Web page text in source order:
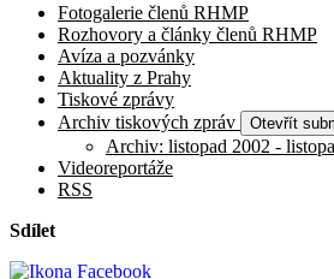
Fotogalerie členů RHMP
Rozhovory a články členů RHMP
Avíza a pozvánky
Aktuality z Prahy
Tiskové zprávy
Archiv tiskových zpráv
Otevřít
Archiv: listopad 2002 -
Videoreportáže
RSS
Sdílet